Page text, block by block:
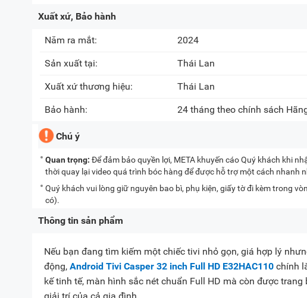
Xuất xứ, Bảo hành
Năm ra mắt: 2024
Sản xuất tại: Thái Lan
Xuất xứ thương hiệu: Thái Lan
Bảo hành: 24 tháng theo chính sách
Chú ý
Quan trọng: Để đảm bảo quyền lợi, META khuyến cáo Quý khách khi
thời quay lại video quá trình bóc hàng để được hỗ trợ một cách nhanh
Quý khách vui lòng giữ nguyên bao bì, phụ kiện, giấy tờ đi kèm trong
có).
Thông tin sản phẩm
Nếu bạn đang tìm kiếm một chiếc tivi nhỏ gọn, giá hợp lý
động, Android Tivi Casper 32 inch Full HD E32HAC110 chính
kế tinh tế, màn hình sắc nét chuẩn Full HD mà còn được